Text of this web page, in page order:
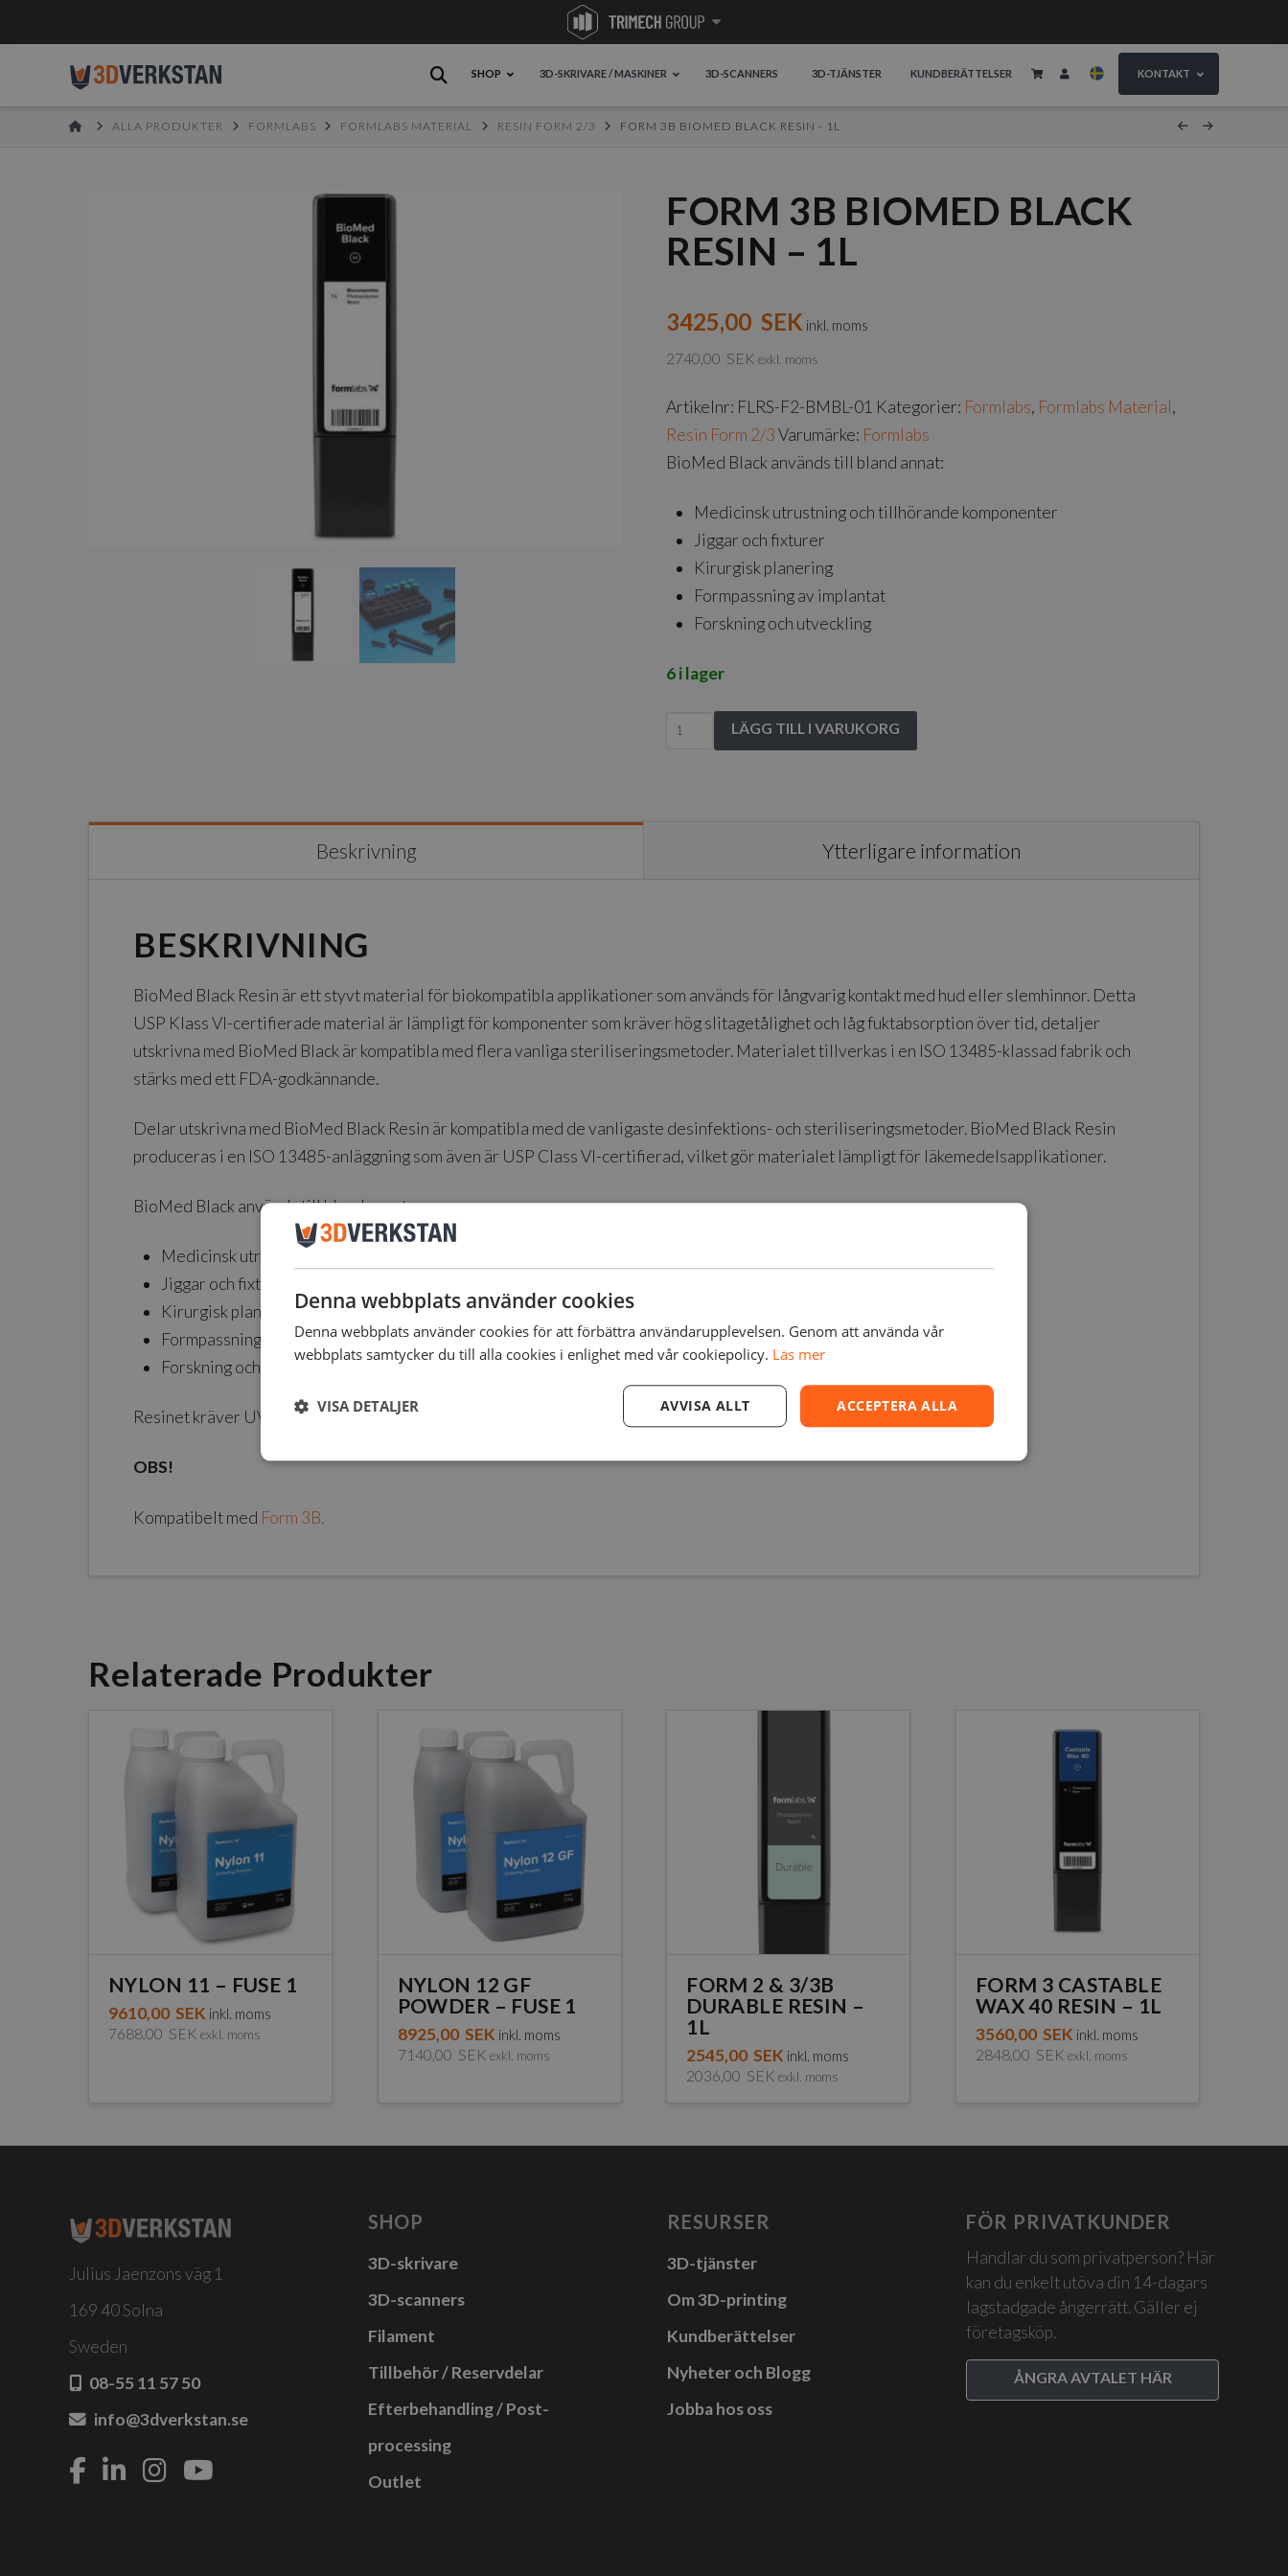
SHOP 3D-SKRIVARE / MASKINER 3D-SCANNERS 3D-TJÄNSTER KUNDBERÄTTELSER KONTAKT
HOMEALLA PRODUKTER FORMLABS FORMLABS MATERIAL RESIN FORM 2/3 FORM 3B BIOMED BLACK RESIN - 1L
FORM 3B BIOMED BLACK
RESIN – 1L
3425,00 SEK inkl. moms
2740,00 SEK exkl. moms
Artikelnr: FLRS-F2-BMBL-01 Kategorier: Formlabs, Formlabs Material,
Resin Form 2/3 Varumärke: Formlabs
BioMed Black används till bland annat:
Medicinsk utrustning och tillhörande komponenter
Jiggar och fixturer
Kirurgisk planering
Formpassning av implantat
Forskning och utveckling
6 i lager
Form
LÄGG TILL I VARUKORG
Beskrivning Ytterligare information
BESKRIVNING
BioMed Black Resin är ett styvt material för biokompatibla applikationer som används för långvarig kontakt med hud eller slemhinnor. Detta
USP Klass VI-certifierade material är lämpligt för komponenter som kräver hög slitagetålighet och låg fuktabsorption över tid, detaljer
utskrivna med BioMed Black är kompatibla med flera vanliga steriliseringsmetoder. Materialet tillverkas i en ISO 13485-klassad fabrik och
stärks med ett FDA-godkännande.
Delar utskrivna med BioMed Black Resin är kompatibla med de vanligaste desinfektions- och steriliseringsmetoder. BioMed Black Resin
produceras i en ISO 13485-anläggning som även är USP Class VI-certifierad, vilket gör materialet lämpligt för läkemedelsapplikationer.
BioMed Black används till bland annat:
Medicinsk utrustning och tillhörande komponenter
Jiggar och fixturer
Kirurgisk planering
Formpassning av implantat
Forskning och utveckling
Resinet kräver UV-härdning efter utskrift. Innehåller 1 liter.
OBS!
Kompatibelt med Form 3B.
Relaterade Produkter
NYLON 11 – FUSE 1
9610,00 SEK inkl. moms
7688,00 SEK exkl. moms
NYLON 12 GF
POWDER – FUSE 1
8925,00 SEK inkl. moms
7140,00 SEK exkl. moms
FORM 2 & 3/3B
DURABLE RESIN –
1L
2545,00 SEK inkl. moms
2036,00 SEK exkl. moms
FORM 3 CASTABLE
WAX 40 RESIN – 1L
3560,00 SEK inkl. moms
2848,00 SEK exkl. moms
Julius Jaenzons väg 1
169 40 Solna
Sweden
08-55 11 57 50
info@3dverkstan.se
SHOP
3D-skrivare
3D-scanners
Filament
Tillbehör / Reservdelar
Efterbehandling / Post-
processing
Outlet
RESURSER
3D-tjänster
Om 3D-printing
Kundberättelser
Nyheter och Blogg
Jobba hos oss
FÖR PRIVATKUNDER
Handlar du som privatperson? Här
kan du enkelt utöva din 14-dagars
lagstadgade ångerrätt. Gäller ej
företagsköp.
ÅNGRA AVTALET HÄR
Denna webbplats använder cookies
Denna webbplats använder cookies för att förbättra användarupplevelsen. Genom att använda vår
webbplats samtycker du till alla cookies i enlighet med vår cookiepolicy. Läs mer
ACCEPTERA ALLA
AVVISA ALLT
VISA DETALJER